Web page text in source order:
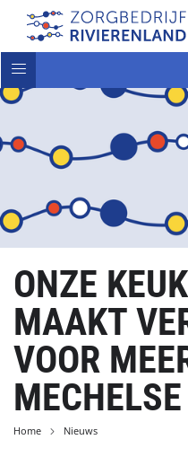
Toggle
navigatie
ONZE
MAAKT
VOOR
Home Nieuws